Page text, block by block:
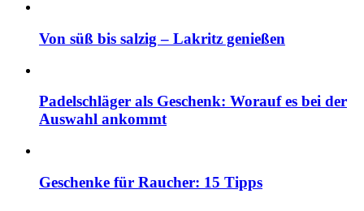
Von süß bis salzig – Lakritz genießen
Padelschläger als Geschenk: Worauf es bei der
Auswahl ankommt
Geschenke für Raucher: 15 Tipps